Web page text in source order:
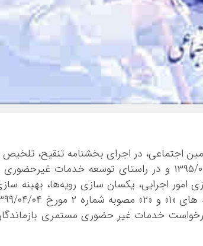
گالری
اینفوگرافی
عکس
صوت و فیلم
آذربایجان غربی
اردبیل
اصفهان
تهران
خراسان رضوی
خراسان
خوزستان
زنجان
اجتماعی، در اجرای بخشنامه تنقیح،
تجمیع بخشنامه‌ها و دستورالعمل‌های بازماندگان مورخ ۰۱‏/۰۸‏/۱۳۹۵ و در راستای توسعه‌ خدمات
اجرایی، یکسان سازی رویه‌ها، بهینه
فرآیندها با رویکرد کاهش مراجعات و همچنین در اجرای بند
خدمات غیر حضوری مستمری